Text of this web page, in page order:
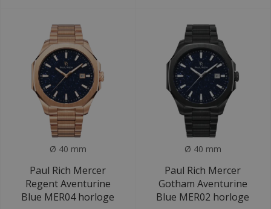
Ø 40 mm
Paul Rich Mercer
Regent Aventurine
Blue MER04 horloge
Ø 40 mm
Paul Rich Mercer
Gotham Aventurine
Blue MER02 horloge